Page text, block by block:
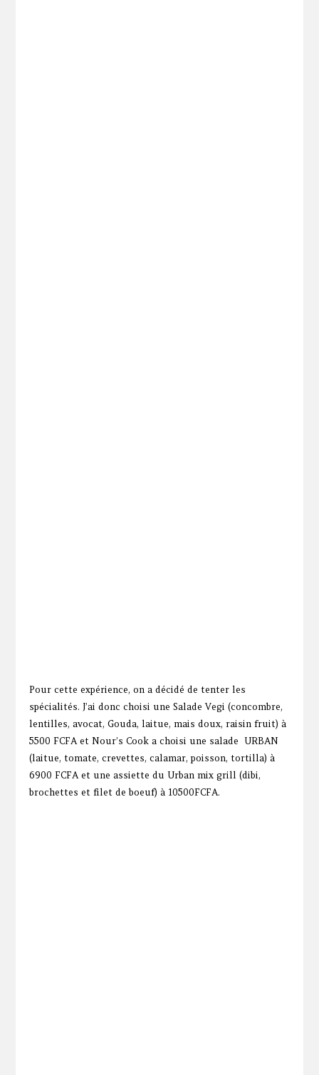
Pour cette expérience, on a décidé de tenter les
spécialités. J’ai donc choisi une Salade Vegi (concombre,
lentilles, avocat, Gouda, laitue, mais doux, raisin fruit) à
5500 FCFA et Nour’s Cook a choisi une salade URBAN
(laitue, tomate, crevettes, calamar, poisson, tortilla) à
6900 FCFA et une assiette du Urban mix grill (dibi,
brochettes et filet de boeuf) à 10500FCFA.